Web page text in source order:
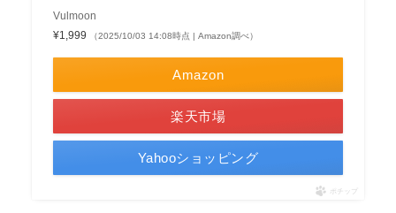
Vulmoon
¥1,999
（2025/10/03 14:08時点 | Amazon調べ）
Amazon
楽天市場
Yahooショッピング
ポチップ